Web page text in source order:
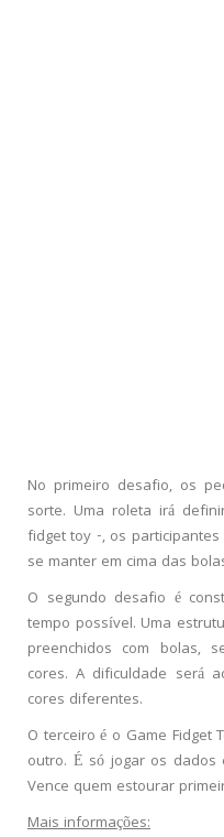
No primeiro desafio, os
sorte. Uma roleta irá
fidget toy -, os
se manter em cima das
O segundo desafi­o é
tempo possível. Uma
preenchidos com bolas,
cores. A dificuldade será
cores diferentes.
O terceiro é o Game Fidget
outro. É só jogar os
Vence quem estourar
Mais informações: